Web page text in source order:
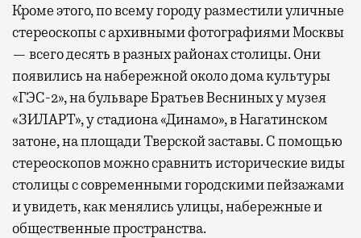
Кроме этого, по всему городу разместили уличные
стереоскопы с архивными фотографиями Москвы
— всего десять в разных районах столицы. Они
появились на набережной около дома культуры
«ГЭС-2», на бульваре Братьев Весниных у музея
«ЗИЛАРТ», у стадиона «Динамо», в Нагатинском
затоне, на площади Тверской заставы. С помощью
стереоскопов можно сравнить исторические виды
столицы с современными городскими пейзажами
и увидеть, как менялись улицы, набережные и
общественные пространства.